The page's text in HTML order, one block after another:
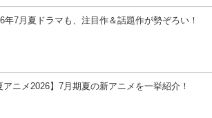
年7月夏ドラマも、注目作＆話題作が勢ぞろい！
アニメ2026】7月期夏の新アニメを一挙紹介！